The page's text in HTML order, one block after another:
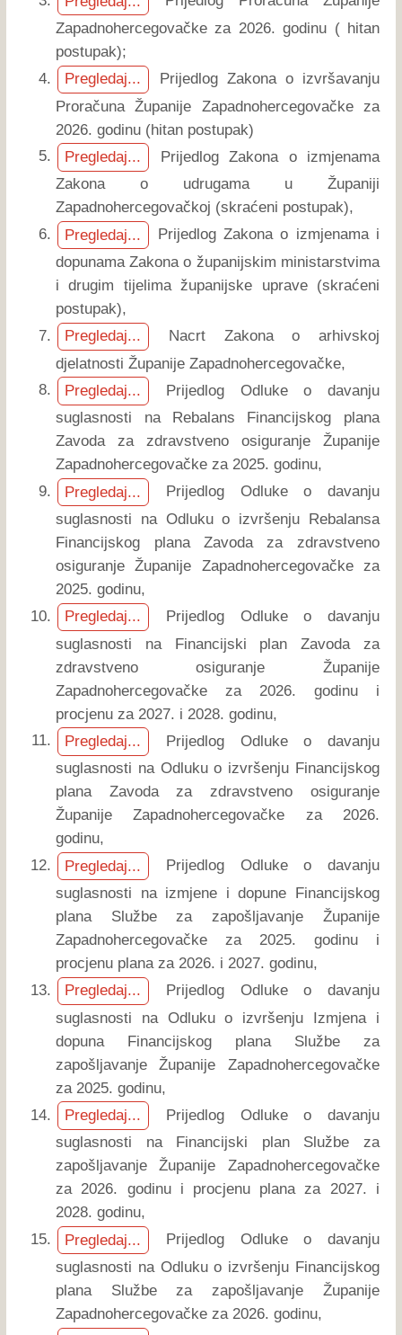
Zapadnohercegovačke za 2026. godinu ( hitan
postupak);
Pregledaj...
Prijedlog Zakona o izvršavanju
Proračuna Županije Zapadnohercegovačke za
2026. godinu (hitan postupak)
Pregledaj...
Prijedlog Zakona o izmjenama
Zakona o udrugama u Županiji
Zapadnohercegovačkoj (skraćeni postupak),
Pregledaj...
Prijedlog Zakona o izmjenama i
dopunama Zakona o županijskim ministarstvima
i drugim tijelima županijske uprave (skraćeni
postupak),
Pregledaj...
Nacrt Zakona o arhivskoj
djelatnosti Županije Zapadnohercegovačke,
Pregledaj...
Prijedlog Odluke o davanju
suglasnosti na Rebalans Financijskog plana
Zavoda za zdravstveno osiguranje Županije
Zapadnohercegovačke za 2025. godinu,
Pregledaj...
Prijedlog Odluke o davanju
suglasnosti na Odluku o izvršenju Rebalansa
Financijskog plana Zavoda za zdravstveno
osiguranje Županije Zapadnohercegovačke za
2025. godinu,
Pregledaj...
Prijedlog Odluke o davanju
suglasnosti na Financijski plan Zavoda za
zdravstveno osiguranje Županije
Zapadnohercegovačke za 2026. godinu i
procjenu za 2027. i 2028. godinu,
Pregledaj...
Prijedlog Odluke o davanju
suglasnosti na Odluku o izvršenju Financijskog
plana Zavoda za zdravstveno osiguranje
Županije Zapadnohercegovačke za 2026.
godinu,
Pregledaj...
Prijedlog Odluke o davanju
suglasnosti na izmjene i dopune Financijskog
plana Službe za zapošljavanje Županije
Zapadnohercegovačke za 2025. godinu i
procjenu plana za 2026. i 2027. godinu,
Pregledaj...
Prijedlog Odluke o davanju
suglasnosti na Odluku o izvršenju Izmjena i
dopuna Financijskog plana Službe za
zapošljavanje Županije Zapadnohercegovačke
za 2025. godinu,
Pregledaj...
Prijedlog Odluke o davanju
suglasnosti na Financijski plan Službe za
zapošljavanje Županije Zapadnohercegovačke
za 2026. godinu i procjenu plana za 2027. i
2028. godinu,
Pregledaj...
Prijedlog Odluke o davanju
suglasnosti na Odluku o izvršenju Financijskog
plana Službe za zapošljavanje Županije
Zapadnohercegovačke za 2026. godinu,